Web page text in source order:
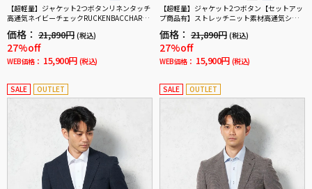
【超軽量】ジャケット2つボタンリネンタッチ
高通気ネイビーチェックRUCKENBACCHAR春
夏
価格： 21,890円 (税込)
27%off
WEB価格： 15,900円 (税込)
【超軽量】ジャケット2つボタン【セットアッ
プ商品有】ストレッチニット素材高通気シャ
ドウストライプi－Jacket-アイジャケット-春
夏
価格： 21,890円 (税込)
27%off
WEB価格： 15,900円 (税込)
SALE OUTLET SALE OUTLET